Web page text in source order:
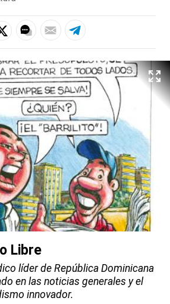
Libre
líder de República Dominicana
en las noticias generales y el
innovador.